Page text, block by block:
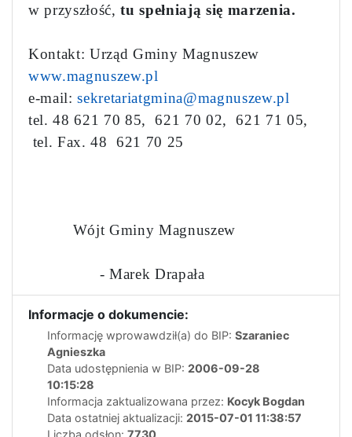
w przyszłość,tu spełniają się marzenia.
Kontakt: Urząd Gminy Magnuszew
www.magnuszew.pl
e-mail:sekretariatgmina@magnuszew.pl
tel. 48 621 70 85, 621 70 02, 621 71 05,
tel. Fax. 48 621 70 25
Wójt Gminy Magnuszew
- Marek Drapała
Informacje o dokumencie:
Informację wprowawdził(a) do BIP: Szaraniec
Agnieszka
Data udostępnienia w BIP: 2006-09-28
10:15:28
Informacja zaktualizowana przez: Kocyk Bogdan
Data ostatniej aktualizacji: 2015-07-01 11:38:57
Liczba odsłon: 7730